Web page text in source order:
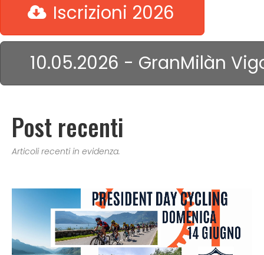
Iscrizioni 2026
10.05.2026 - GranMilàn
Post recenti
Articoli recenti in evidenza.